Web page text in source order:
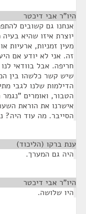
היו"ר אבי דיכטר
אנחנו גם קשובים
יוצרת איזו שהיא
מעין זמניות, ארעיות
זה. אני לא יודע אם
חריפה. אבל בוודאי
שיש קשר כלשהו בין
הדילמות שלנו לגבי
הטבור, ואומרים "נגמר
אישרנו את הוראת
הסייבר. מה עוד היה?
ענת ברקו (הליכוד)
היה גם המערך.
היו"ר אבי דיכטר
היו שלושה.